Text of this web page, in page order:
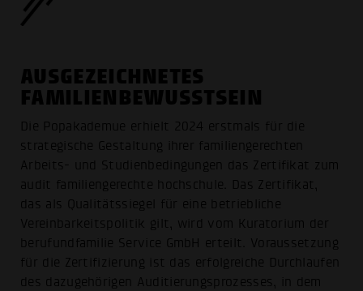
AUSGEZEICHNETES
FAMILIENBEWUSSTSEIN
Die Popakademue erhielt 2024 erstmals für die
strategische Gestaltung ihrer familiengerechten
Arbeits- und Studienbedingungen das Zertifikat zum
audit familiengerechte hochschule. Das Zertifikat,
das als Qualitätssiegel für eine betriebliche
Vereinbarkeitspolitik gilt, wird vom Kuratorium der
berufundfamilie Service GmbH erteilt. Voraussetzung
für die Zertifizierung ist das erfolgreiche Durchlaufen
des dazugehörigen Auditierungsprozesses, in dem